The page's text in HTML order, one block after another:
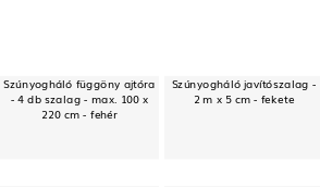
Szúnyogháló függöny ajtóra
- 4 db szalag - max. 100 x
220 cm - fehér
Szúnyogháló javítószalag -
2 m x 5 cm - fekete